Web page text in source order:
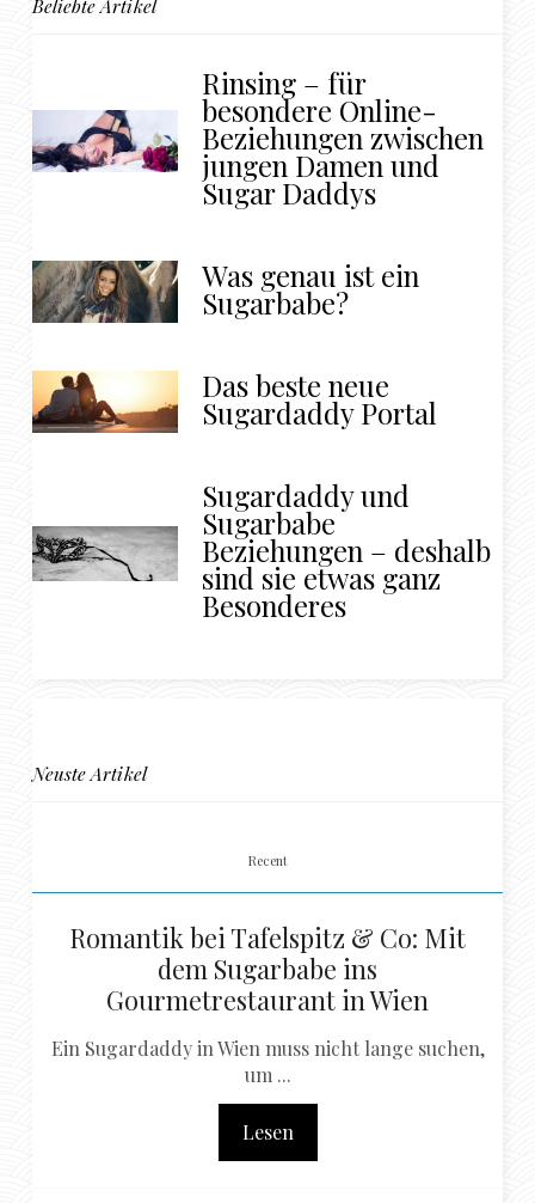
Beliebte Artikel
Rinsing – für
besondere Online-
Beziehungen zwischen
jungen Damen und
Sugar Daddys
Was genau ist ein
Sugarbabe?
Das beste neue
Sugardaddy Portal
Sugardaddy und
Sugarbabe
Beziehungen – deshalb
sind sie etwas ganz
Besonderes
Neuste Artikel
Recent
Romantik bei Tafelspitz & Co: Mit
dem Sugarbabe ins
Gourmetrestaurant in Wien
Ein Sugardaddy in Wien muss nicht lange suchen,
um ...
Lesen